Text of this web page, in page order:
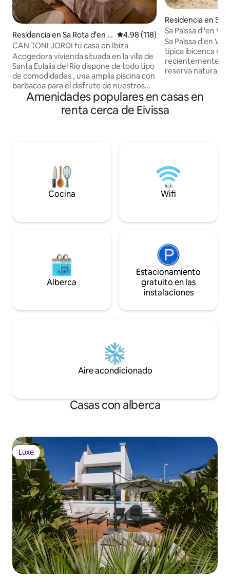
Residencia en Sa Rota d'en P
ere Cardona
Calificación promedio: 4.98 de
4.98 (118)
CAN TONI JORDI tu casa en Ibiza
Acogedora vivienda situada en la villa de
Santa Eulalia del Río dispone de todo tipo
de comodidades , una amplia piscina con
barbacoa para el disfrute de nuestros
clientes. A pocos kms se encuentran los
mercadillos de Las Dalias y Punta Arabí;
así como numerosas playas. La
principales zonas de interés de Santa
Eulalia del Río, tiendas, restaurantes.
Residencia en
sa Talaia
Sa Païssa d'en
típica ibicenca
recientemente.
reserva natural
islote de Es Vedrà. Esta casa está
pensada para la
casi todo el año.
Amenidades populares en casas en
renta cerca de Eivissa
Cocina Wifi
Alberca
Estacionamiento
gratuito en las
instalaciones
Aire acondicionado
Casas con alberca
Luxe
Luxe